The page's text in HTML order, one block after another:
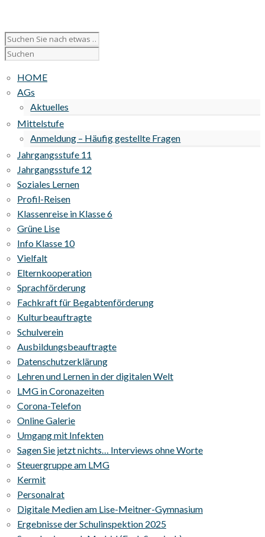
HOME
AGs
Aktuelles
Mittelstufe
Anmeldung – Häufig gestellte Fragen
Jahrgangsstufe 11
Jahrgangsstufe 12
Soziales Lernen
Profil-Reisen
Klassenreise in Klasse 6
Grüne Lise
Info Klasse 10
Vielfalt
Elternkooperation
Sprachförderung
Fachkraft für Begabtenförderung
Kulturbeauftragte
Schulverein
Ausbildungsbeauftragte
Datenschutzerklärung
Lehren und Lernen in der digitalen Welt
LMG in Coronazeiten
Corona-Telefon
Online Galerie
Umgang mit Infekten
Sagen Sie jetzt nichts… Interviews ohne Worte
Steuergruppe am LMG
Kermit
Personalrat
Digitale Medien am Lise-Meitner-Gymnasium
Ergebnisse der Schulinspektion 2025